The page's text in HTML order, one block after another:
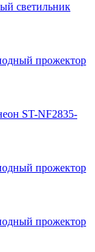
светильник
прожектор
ST-NF2835-
прожектор
прожектор